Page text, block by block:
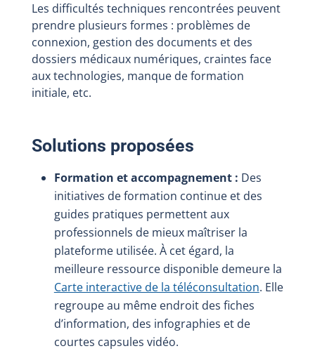
Les difficultés techniques rencontrées peuvent
prendre plusieurs formes : problèmes de
connexion, gestion des documents et des
dossiers médicaux numériques, craintes face
aux technologies, manque de formation
initiale, etc.
Solutions proposées
Formation et accompagnement : Des
initiatives de formation continue et des
guides pratiques permettent aux
professionnels de mieux maîtriser la
plateforme utilisée. À cet égard, la
meilleure ressource disponible demeure la
Carte interactive de la téléconsultation. Elle
regroupe au même endroit des fiches
d’information, des infographies et de
courtes capsules vidéo.